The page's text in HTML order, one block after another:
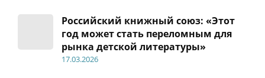
Российский книжный союз: «Этот
год может стать переломным для
рынка детской литературы»
17.03.2026